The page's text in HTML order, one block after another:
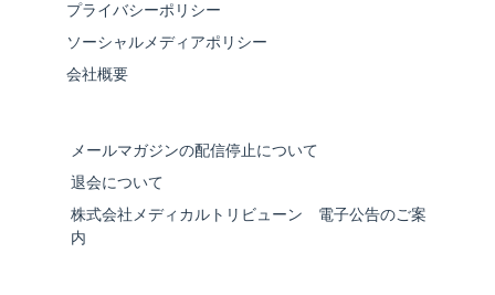
プライバシーポリシー
ソーシャルメディアポリシー
会社概要
メールマガジンの配信停止について
退会について
株式会社メディカルトリビューン 電子公告のご案
内